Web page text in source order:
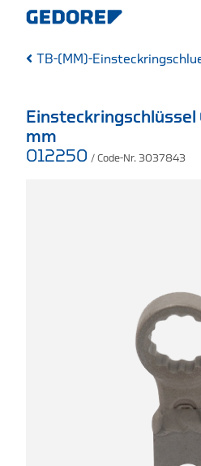
TB-(MM)-
Einsteckringschlüssel
mm
012250 / Code-Nr. 3037843